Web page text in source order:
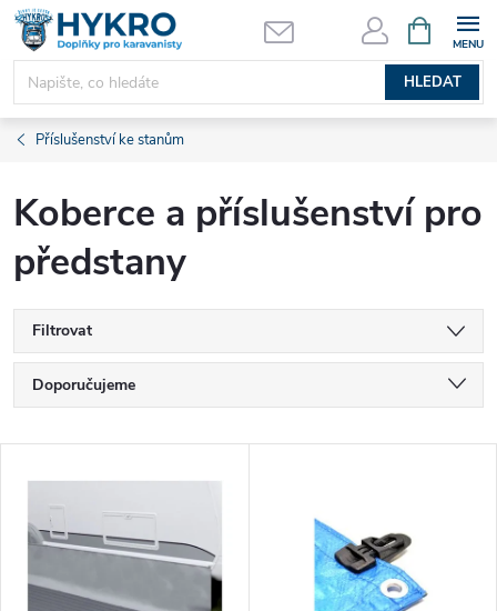
Přejít
obsah
HLEDAT
NÁKUPNÍ
KOŠÍK
Příslušenství ke stanům
Koberce a příslušenství pro
předstany
Filtrovat
Ř
a
z
e
Doporučujeme
Nejprodávanější
V
ý
p